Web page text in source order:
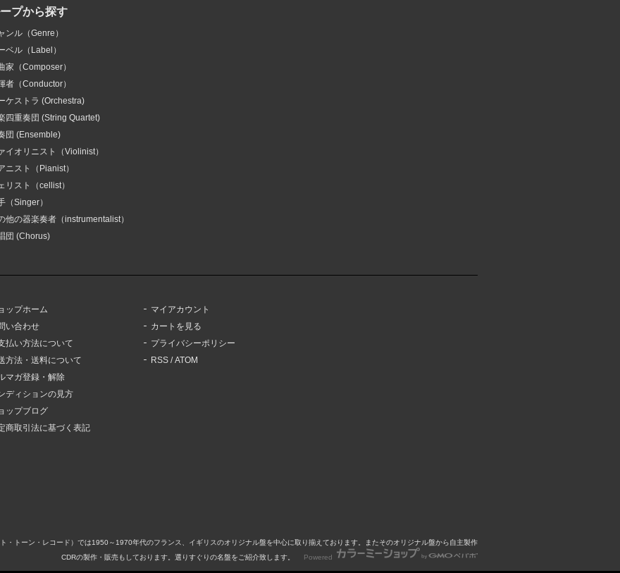
プから探す
ンル（Genre）
ベル（Label）
家（Composer）
者（Conductor）
ケストラ (Orchestra)
四重奏団 (String Quartet)
団 (Ensemble)
イオリニスト（Violinist）
ニスト（Pianist）
リスト（cellist）
（Singer）
他の器楽奏者（instrumentalist）
団 (Chorus)
ップホーム
い合わせ
払い方法について
方法・送料について
マガ登録・解除
ディションの見方
ップブログ
商取引法に基づく表記
マイアカウント
カートを見る
プライバシーポリシー
RSS /ATOM
・トーン・レコード）では1950～1970年代のフランス、イギリスのオリジナル盤を中心に取り揃えております。またそのオリジナル盤から自主製作
CDRの製作・販売もしております。選りすぐりの名盤をご紹介致します。
Powered